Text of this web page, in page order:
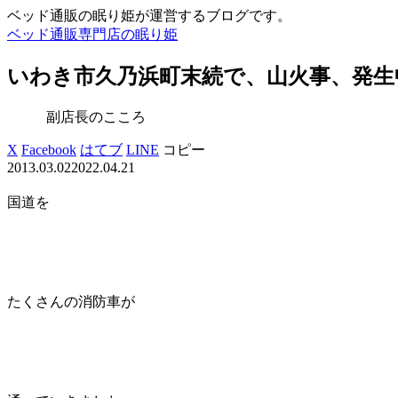
ベッド通販の眠り姫が運営するブログです。
ベッド通販専門店の眠り姫
いわき市久乃浜町末続で、山火事、発
副店長のこころ
X Facebook はてブ LINE コピー
2013.03.022022.04.21
国道を
たくさんの消防車が